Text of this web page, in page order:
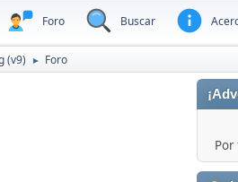
Foro Buscar
(v9) ► Foro
Por